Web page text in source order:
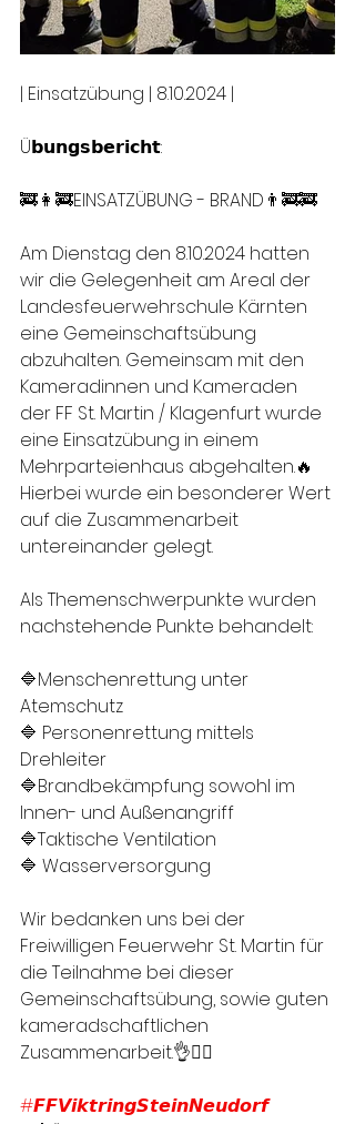
| Einsatzübung | 8.10.2024 |
Ü𝗯𝘂𝗻𝗴𝘀𝗯𝗲𝗿𝗶𝗰𝗵𝘁:
🚒👩‍🚒EINSATZÜBUNG - BRAND👨‍🚒🚒
Am Dienstag den 8.10.2024 hatten
wir die Gelegenheit am Areal der
Landesfeuerwehrschule Kärnten
eine Gemeinschaftsübung
abzuhalten. Gemeinsam mit den
Kameradinnen und Kameraden
der FF St. Martin / Klagenfurt wurde
eine Einsatzübung in einem
Mehrparteienhaus abgehalten.🔥
Hierbei wurde ein besonderer Wert
auf die Zusammenarbeit
untereinander gelegt.
Als Themenschwerpunkte wurden
nachstehende Punkte behandelt:
🔷Menschenrettung unter
Atemschutz
🔷 Personenrettung mittels
Drehleiter
🔷Brandbekämpfung sowohl im
Innen- und Außenangriff
🔷Taktische Ventilation
🔷 Wasserversorgung
Wir bedanken uns bei der
Freiwilligen Feuerwehr St. Martin für
die Teilnahme bei dieser
Gemeinschaftsübung, sowie guten
kameradschaftlichen
Zusammenarbeit.👌👍🏻
#𝙁𝙁𝙑𝙞𝙠𝙩𝙧𝙞𝙣𝙜𝙎𝙩𝙚𝙞𝙣𝙉𝙚𝙪𝙙𝙤𝙧𝙛